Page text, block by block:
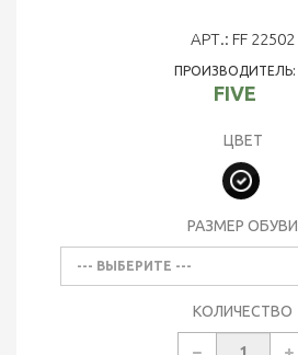
АРТ.: FF 22502
ПРОИЗВОДИТЕЛЬ:
FIVE
ЦВЕТ
РАЗМЕР ОБУВИ
--- ВЫБЕРИТЕ ---
КОЛИЧЕСТВО